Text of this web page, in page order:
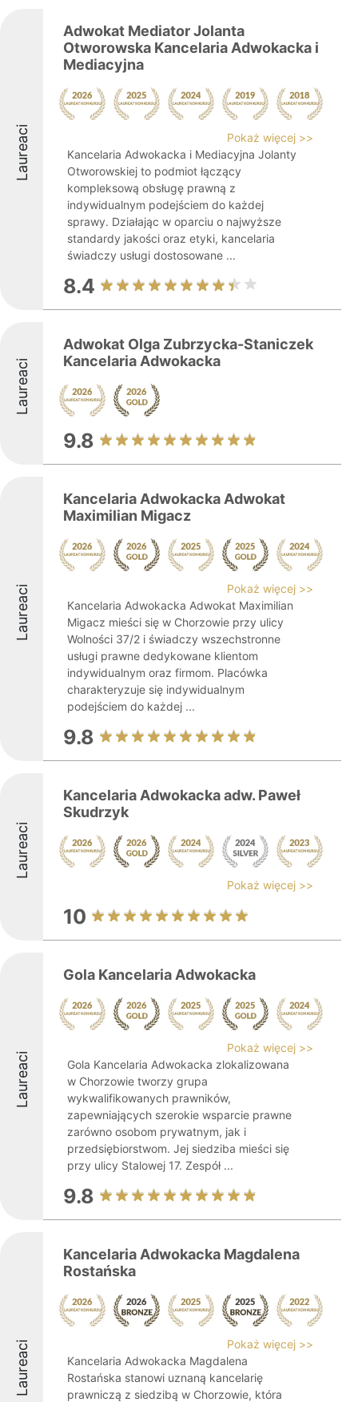
Laureaci
Adwokat Mediator Jolanta
Otworowska Kancelaria Adwokacka i
Mediacyjna
Pokaż więcej >>
Kancelaria Adwokacka i Mediacyjna Jolanty
Otworowskiej to podmiot łączący
kompleksową obsługę prawną z
indywidualnym podejściem do każdej
sprawy. Działając w oparciu o najwyższe
standardy jakości oraz etyki, kancelaria
świadczy usługi dostosowane ...
8.4
Laureaci
Adwokat Olga Zubrzycka-Staniczek
Kancelaria Adwokacka
9.8
Laureaci
Kancelaria Adwokacka Adwokat
Maximilian Migacz
Pokaż więcej >>
Kancelaria Adwokacka Adwokat Maximilian
Migacz mieści się w Chorzowie przy ulicy
Wolności 37/2 i świadczy wszechstronne
usługi prawne dedykowane klientom
indywidualnym oraz firmom. Placówka
charakteryzuje się indywidualnym
podejściem do każdej ...
9.8
Laureaci
Kancelaria Adwokacka adw. Paweł
Skudrzyk
Pokaż więcej >>
10
Laureaci
Gola Kancelaria Adwokacka
Pokaż więcej >>
Gola Kancelaria Adwokacka zlokalizowana
w Chorzowie tworzy grupa
wykwalifikowanych prawników,
zapewniających szerokie wsparcie prawne
zarówno osobom prywatnym, jak i
przedsiębiorstwom. Jej siedziba mieści się
przy ulicy Stalowej 17. Zespół ...
9.8
Laureaci
Kancelaria Adwokacka Magdalena
Rostańska
Pokaż więcej >>
Kancelaria Adwokacka Magdalena
Rostańska stanowi uznaną kancelarię
prawniczą z siedzibą w Chorzowie, która